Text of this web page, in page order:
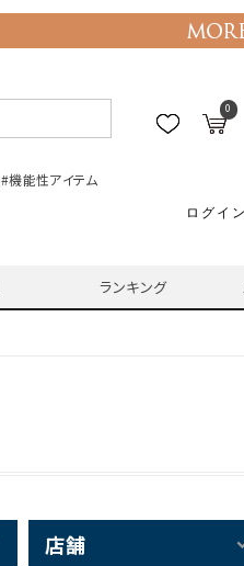
0
#機能性アイテム
ログイン
ランキング
店舗